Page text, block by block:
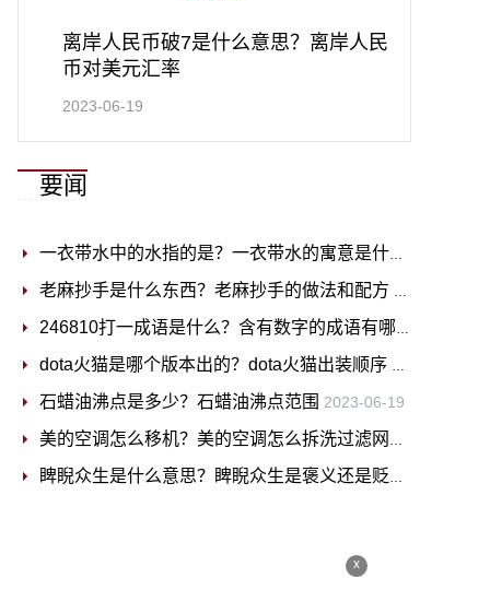
离岸人民币破7是什么意思？离岸人民
币对美元汇率
2023-06-19
要闻
一衣带水中的水指的是？一衣带水的寓意是什么？
老麻抄手是什么东西？老麻抄手的做法和配方
246810打一成语是什么？含有数字的成语有哪些？
dota火猫是哪个版本出的？dota火猫出装顺序
石蜡油沸点是多少？石蜡油沸点范围 2023-06-19
美的空调怎么移机？美的空调怎么拆洗过滤网？
睥睨众生是什么意思？睥睨众生是褒义还是贬义？
x